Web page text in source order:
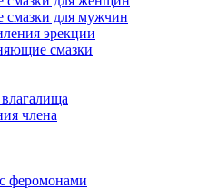
для мужчин
эрекции
смазки
члена
феромонами